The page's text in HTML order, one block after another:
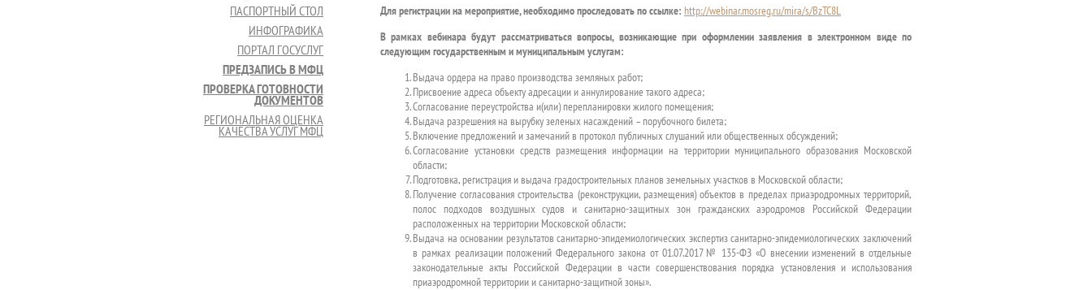
ПАСПОРТНЫЙ СТОЛ
ИНФОГРАФИКА
ПОРТАЛ ГОСУСЛУГ
ПРЕДЗАПИСЬ В МФЦ
ПРОВЕРКА ГОТОВНОСТИ
ДОКУМЕНТОВ
РЕГИОНАЛЬНАЯ ОЦЕНКА
КАЧЕСТВА УСЛУГ МФЦ
Для регистрации на мероприятие, необходимо проследовать по ссылке: http://webinar.mosreg.ru/mira/s/BzTC8L
В рамках вебинара будут рассматриваться вопросы, возникающие при оформлении заявления в электронном виде по
следующим государственным и муниципальным услугам:
Выдача ордера на право производства земляных работ;
Присвоение адреса объекту адресации и аннулирование такого адреса;
Согласование переустройства и(или) перепланировки жилого помещения;
Выдача разрешения на вырубку зеленых насаждений – порубочного билета;
Включение предложений и замечаний в протокол публичных слушаний или общественных обсуждений;
Согласование установки средств размещения информации на территории муниципального образования Московской
области;
Подготовка, регистрация и выдача градостроительных планов земельных участков в Московской области;
Получение согласования строительства (реконструкции, размещения) объектов в пределах приаэродромных территорий,
полос подходов воздушных судов и санитарно-защитных зон гражданских аэродромов Российской Федерации
расположенных на территории Московской области;
Выдача на основании результатов санитарно-эпидемиологических экспертиз санитарно-эпидемиологических заключений
в рамках реализации положений Федерального закона от 01.07.2017 № 135-ФЗ «О внесении изменений в отдельные
законодательные акты Российской Федерации в части совершенствования порядка установления и использования
приаэродромной территории и санитарно-защитной зоны».